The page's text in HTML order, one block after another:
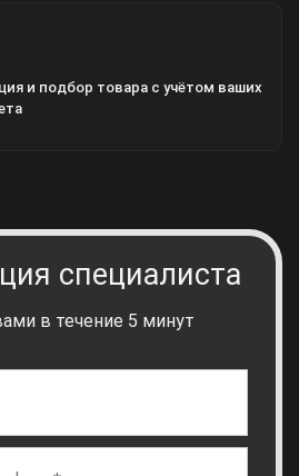
и подбор товара с учётом ваших
специалиста
в течение 5 минут